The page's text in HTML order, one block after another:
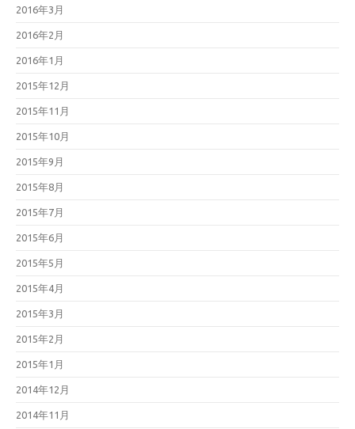
2016年3月
2016年2月
2016年1月
2015年12月
2015年11月
2015年10月
2015年9月
2015年8月
2015年7月
2015年6月
2015年5月
2015年4月
2015年3月
2015年2月
2015年1月
2014年12月
2014年11月